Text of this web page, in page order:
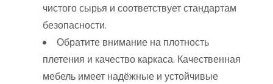
чистого сырья и соответствует стандартам
безопасности.
Обратите внимание на плотность
плетения и качество каркаса. Качественная
мебель имеет надёжные и устойчивые